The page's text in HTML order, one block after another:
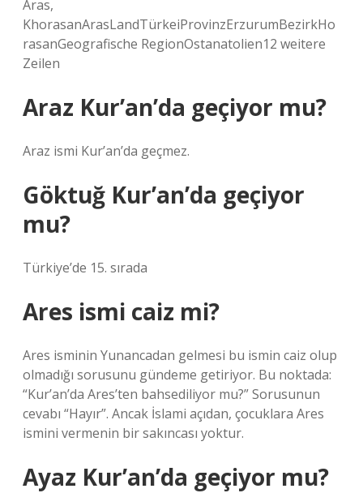
Aras,
KhorasanArasLandTürkeiProvinzErzurumBezirkHo
rasanGeografische RegionOstanatolien12 weitere
Zeilen
Araz Kur’an’da geçiyor mu?
Araz ismi Kur’an’da geçmez.
Göktuğ Kur’an’da geçiyor
mu?
Türkiye’de 15. sırada
Ares ismi caiz mi?
Ares isminin Yunancadan gelmesi bu ismin caiz olup
olmadığı sorusunu gündeme getiriyor. Bu noktada:
“Kur’an’da Ares’ten bahsediliyor mu?” Sorusunun
cevabı “Hayır”. Ancak İslami açıdan, çocuklara Ares
ismini vermenin bir sakıncası yoktur.
Ayaz Kur’an’da geçiyor mu?